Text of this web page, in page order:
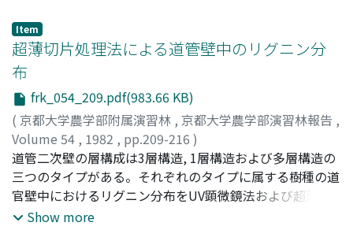
ができる貴重な資料であると言うことができる。どのよう
な知識をもった人びとが, 当時この植栽案作成にかかわっ
たのか。その人びとのいだいた公園観は, どのようなもの
か。それらを考察するため, この植栽案を, 費用, 植物数,
植物名などから検討した。その結果, 植栽案は神奈川県名
で作成されているが, 実際の植物の選釈には園芸・植木業
にたずさわる者がかかわったことが推察できる。また, 最
初日本側当事者の強くいだいた公園イメージは, 花木と草
花が豊かに植えられた花壇と芝生で構成される庭であった
と思われる。そこにみられるのは, 欧米に生まれた公園が,
独自の築庭術と高度な園芸を有する風土に移しうえられた
Item
超薄切片処理法による道管壁中のリグニン分
布
frk_054_209.pdf(983.66 KB)
( 京都大学農学部附属演習林 , 京都大学農学部演習林報告 ,
Volume 54 , 1982 , pp.209-216 )
岸, 恭二;原田, 浩;佐伯, 浩;Kishi, Kyoji;Harada, Hiroshi;
Saiki, Hiroshi;キシ, キョウジ;ハラダ, ヒロシ;サイキ, ヒ
ロシ
道管二次壁の層構成は3層構造, 1層構造および多層構造の
三つのタイプがある。それぞれのタイプに属する樹種の道
官壁中におけるリグニン分布をUV顕微鏡法および超薄切
片にHF処理, NaClO_2処理, KMnO_4, 後染色を行ない電顕
Show more